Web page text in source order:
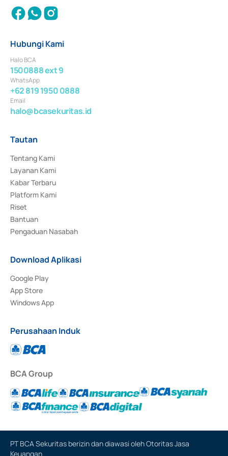
Hubungi Kami
Halo BCA
1500888 ext 9
WhatsApp
+62 819 1950 0888
Email
halo@bcasekuritas.id
Tautan
Tentang Kami
Layanan Kami
Kabar Terbaru
Platform Kami
Riset
Bantuan
Pengaduan Nasabah
Download Aplikasi
Google Play
App Store
Windows App
Perusahaan Induk
BCA Group
PT BCA Sekuritas berizin dan diawasi oleh Otoritas Jasa
Keuangan